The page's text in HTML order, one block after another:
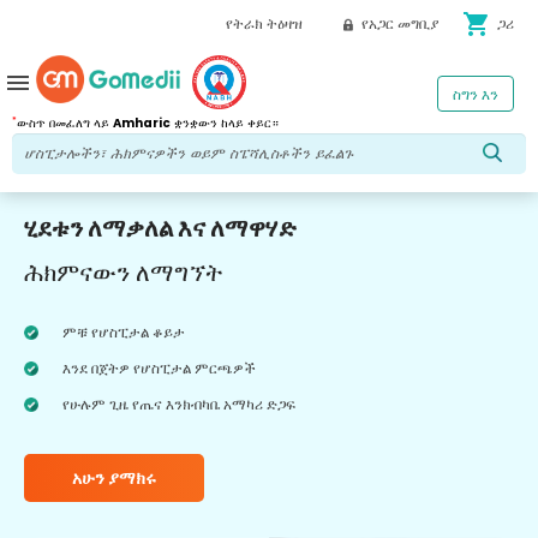
የትራክ ትዕዛዝ የአጋር መግቢያ shopping_cart ጋሪ
*ውስጥ በመፈለግ ላይ Amharic ቋንቋውን ከላይ ቀይር።
ስግን እን
menu
ሂደቱን ለማቃለል እና ለማዋሃድ
ሕክምናውን ለማግኘት
ምቹ የሆስፒታል ቆይታ
እንደ በጀትዎ የሆስፒታል ምርጫዎች
የሁሉም ጊዜ የጤና እንክብካቤ አማካሪ ድጋፍ
አሁን ያማክሩ